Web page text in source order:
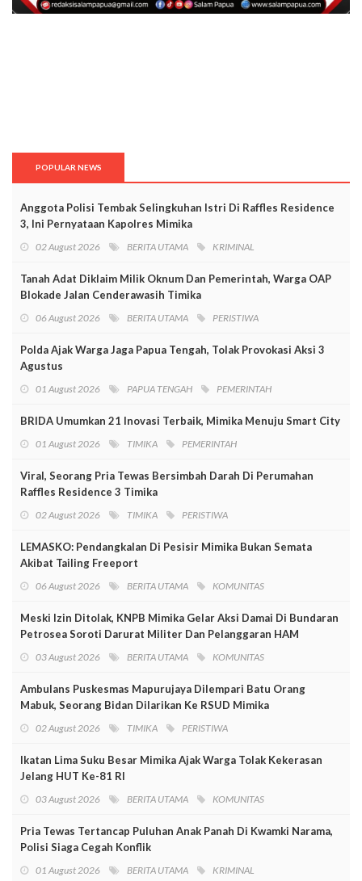
POPULAR NEWS
Anggota Polisi Tembak Selingkuhan Istri Di Raffles Residence
3, Ini Pernyataan Kapolres Mimika
02 August 2026 BERITA UTAMA KRIMINAL
Tanah Adat Diklaim Milik Oknum Dan Pemerintah, Warga OAP
Blokade Jalan Cenderawasih Timika
06 August 2026 BERITA UTAMA PERISTIWA
Polda Ajak Warga Jaga Papua Tengah, Tolak Provokasi Aksi 3
Agustus
01 August 2026 PAPUA TENGAH PEMERINTAH
BRIDA Umumkan 21 Inovasi Terbaik, Mimika Menuju Smart City
01 August 2026 TIMIKA PEMERINTAH
Viral, Seorang Pria Tewas Bersimbah Darah Di Perumahan
Raffles Residence 3 Timika
02 August 2026 TIMIKA PERISTIWA
LEMASKO: Pendangkalan Di Pesisir Mimika Bukan Semata
Akibat Tailing Freeport
06 August 2026 BERITA UTAMA KOMUNITAS
Meski Izin Ditolak, KNPB Mimika Gelar Aksi Damai Di Bundaran
Petrosea Soroti Darurat Militer Dan Pelanggaran HAM
03 August 2026 BERITA UTAMA KOMUNITAS
Ambulans Puskesmas Mapurujaya Dilempari Batu Orang
Mabuk, Seorang Bidan Dilarikan Ke RSUD Mimika
02 August 2026 TIMIKA PERISTIWA
Ikatan Lima Suku Besar Mimika Ajak Warga Tolak Kekerasan
Jelang HUT Ke-81 RI
03 August 2026 BERITA UTAMA KOMUNITAS
Pria Tewas Tertancap Puluhan Anak Panah Di Kwamki Narama,
Polisi Siaga Cegah Konflik
01 August 2026 BERITA UTAMA KRIMINAL